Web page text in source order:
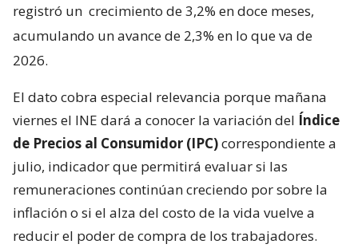
registró un crecimiento de 3,2% en doce meses,
acumulando un avance de 2,3% en lo que va de
2026.
El dato cobra especial relevancia porque mañana
viernes el INE dará a conocer la variación del Índice
de Precios al Consumidor (IPC)correspondiente a
julio, indicador que permitirá evaluar si las
remuneraciones continúan creciendo por sobre la
inflación o si el alza del costo de la vida vuelve a
reducir el poder de compra de los trabajadores.